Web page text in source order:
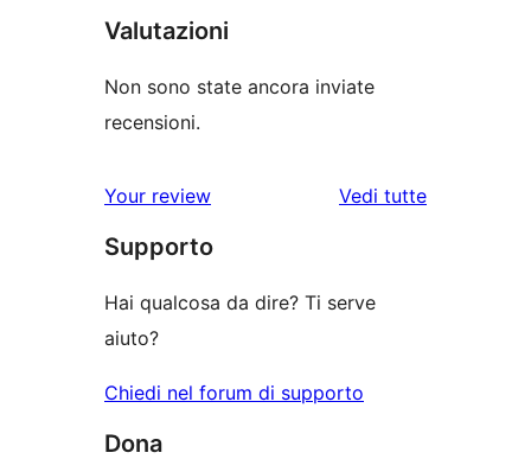
Valutazioni
Non sono state ancora inviate
recensioni.
Your review Vedi tuttele
Supporto
Hai qualcosa da dire? Ti serve
aiuto?
Chiedi nel forum di supporto
Dona